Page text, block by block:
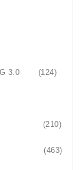
TD
TD
3.0 (124)
CDi
CDi (210)
CDi (463)